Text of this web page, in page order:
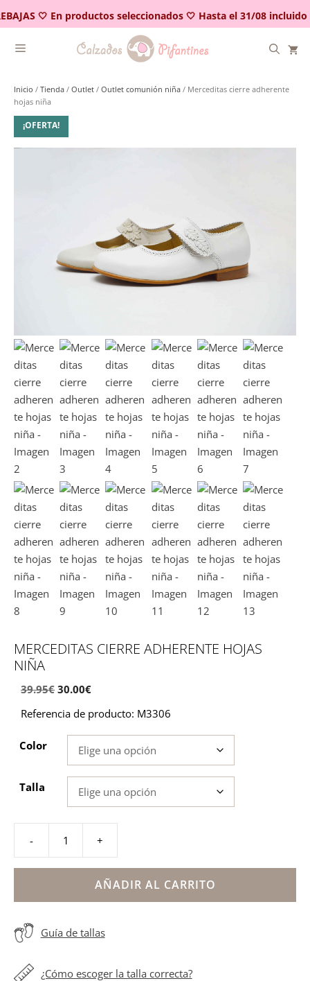
🤍 En productos seleccionados 🤍 Hasta el 31/08 incluido
al
contenido
Inicio / Tienda / Outlet / Outlet comunión niña / Merceditas cierre adherente
hojas niña
¡OFERTA!
MERCEDITAS CIERRE ADHERENTE HOJAS
NIÑA
39.95€ 30.00€
Referencia de producto: M3306
Color
Talla
-
cierre
adherente
hojas
+
AÑADIR AL CARRITO
Guía de tallas
¿Cómo escoger la talla correcta?